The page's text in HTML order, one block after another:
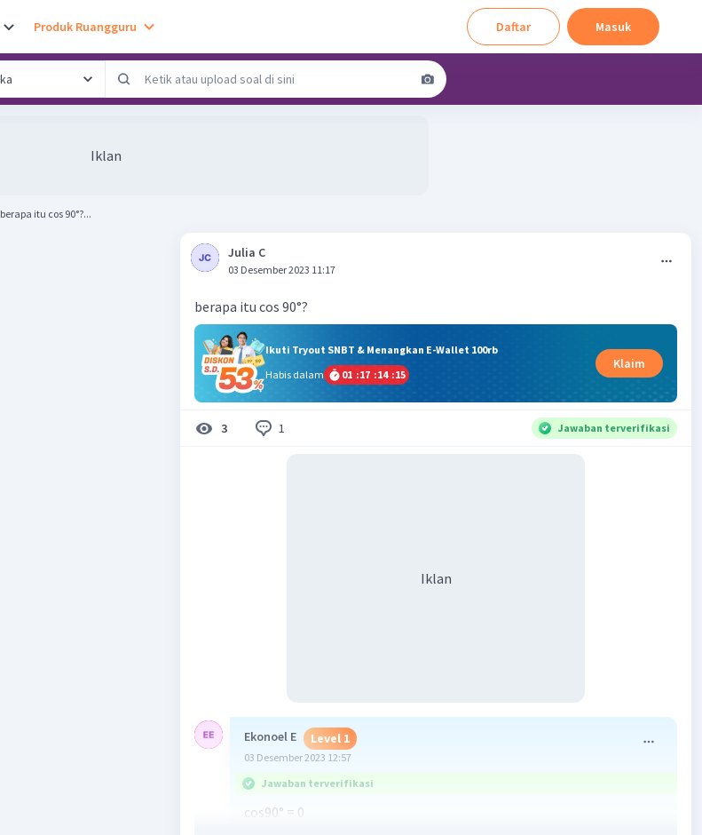
Produk Ruangguru Daftar Masuk
Iklan
berapa itu cos 90°?...
Julia C
03 Desember 2023 11:17
berapa itu cos 90°?
Ikuti Tryout SNBT & Menangkan E-Wallet 100rb
Habis dalam
01 :17 :14 :15
Klaim
3 1 Jawaban terverifikasi
Iklan
Ekonoel E Level 1
03 Desember 2023 12:57
Jawaban terverifikasi
cos90° = 0